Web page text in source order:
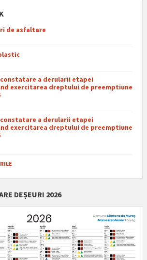
de asfaltare
a derularii etapei
exercitarea dreptului de preemptiune
a derularii etapei
exercitarea dreptului de preemptiune
DEȘEURI 2026